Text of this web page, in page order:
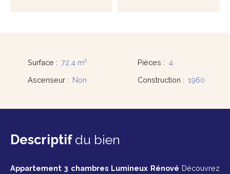
Surface : 72.4 m² Pièces : 4
Ascenseur : Non Construction : 1960
Descriptif du bien
Appartement 3 chambres Lumineux Rénové Découvrez